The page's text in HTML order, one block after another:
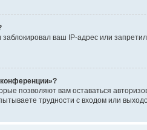
ваш IP-адрес или
позволяют вам оставаться
трудности с входом или